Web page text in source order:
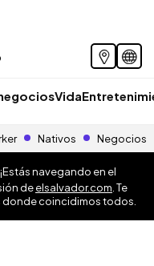
Vida
Nativos Negocios
¡Estás navegando en el
deelsalvador.com . Te
donde coincidimos todos.